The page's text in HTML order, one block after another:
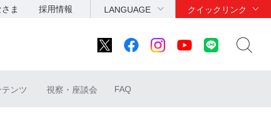
ま 採用情報 LANGUAGE クイックリンク
ンツ 視察・座談会 FAQ